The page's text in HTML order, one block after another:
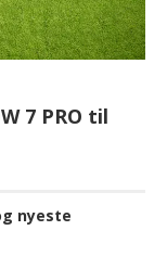
7 PRO til
nyeste